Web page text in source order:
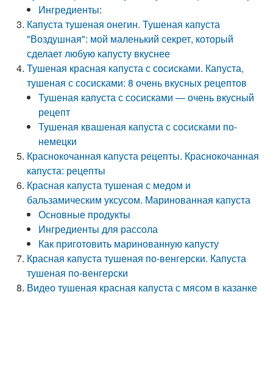
Ингредиенты:
Капуста тушеная онегин. Тушеная капуста
"Воздушная": мой маленький секрет, который
сделает любую капусту вкуснее
Тушеная красная капуста с сосисками. Капуста,
тушеная с сосисками: 8 очень вкусных рецептов
Тушеная капуста с сосисками — очень вкусный
рецепт
Тушеная квашеная капуста с сосисками по-
немецки
Краснокочанная капуста рецепты. Краснокочанная
капуста: рецепты
Красная капуста тушеная с медом и
бальзамическим уксусом. Маринованная капуста
Основные продукты
Ингредиенты для рассола
Как приготовить маринованную капусту
Красная капуста тушеная по-венгерски. Капуста
тушеная по-венгерски
Видео тушеная красная капуста с мясом в казанке